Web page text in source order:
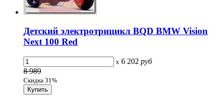
Детский электротрицикл BQD BMW Vision
Next 100 Red
x 6 202 руб
8 989
Скидка 31%